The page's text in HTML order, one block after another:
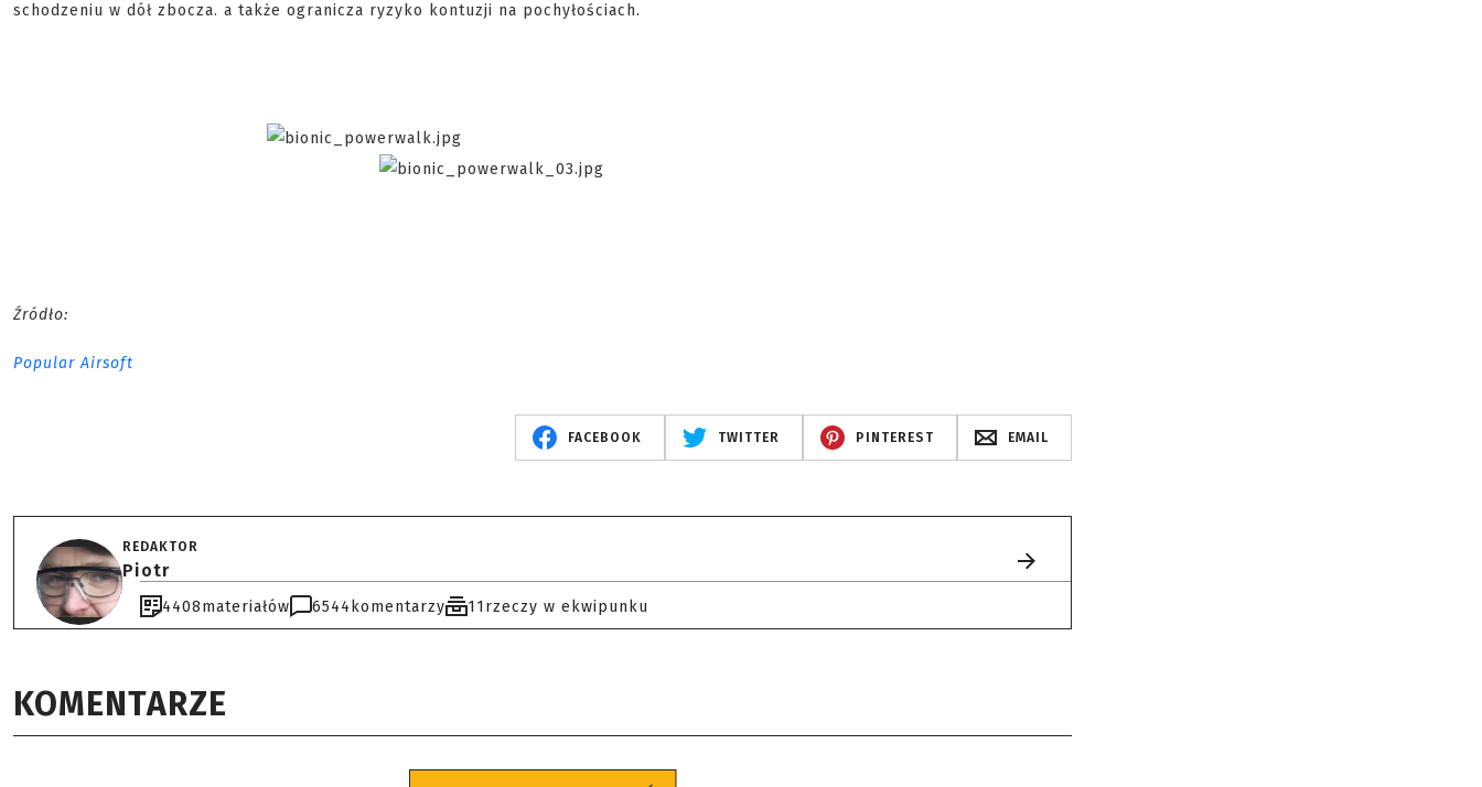
schodzeniu w dół zbocza. a także ogranicza ryzyko kontuzji na pochyłościach.
Źródło:
Popular Airsoft
FACEBOOK TWITTER PINTEREST EMAIL
REDAKTOR
Piotr
4408materiałów 6544 komentarzy 11rzeczy w ekwipunku
KOMENTARZE